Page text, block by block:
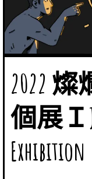
2022
個展Ｉ
Exhibition